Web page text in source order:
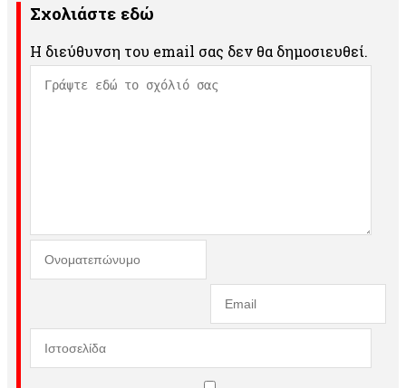
Σχολιάστε εδώ
Η διεύθυνση του email σας δεν θα δημοσιευθεί.